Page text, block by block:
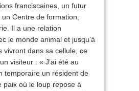
franciscaines, un futur
Centre de formation,
Il a une relation
le monde animal et jusqu’à
vivront dans sa cellule, ce
visiteur : « J’ai été au
temporaire un résident de
paix où le loup repose à